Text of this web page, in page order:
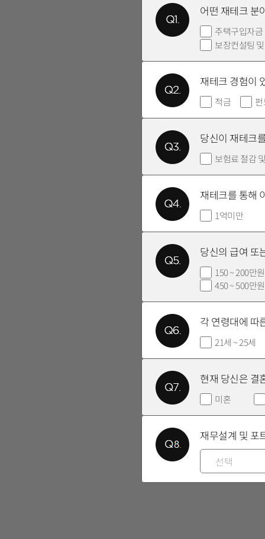
어떤 재테크 분
주택구입자금
보장컨설팅
재테크 경험이
적금
당신이 재테크
보험료 절감
재테크를 통해
1억미만
당신의 급여 또
150 ~ 200만원
450 ~ 500만원
각 연령대에 따
21세 ~ 25세
현재 당신은 결
미혼
재무설계 및 포